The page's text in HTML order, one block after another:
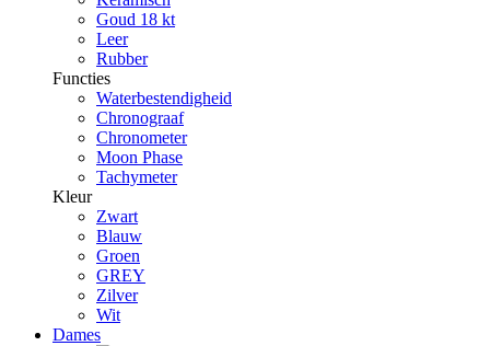
Goud 18 kt
Leer
Rubber
Functies
Waterbestendigheid
Chronograaf
Chronometer
Moon Phase
Tachymeter
Kleur
Zwart
Blauw
Groen
GREY
Zilver
Wit
Dames